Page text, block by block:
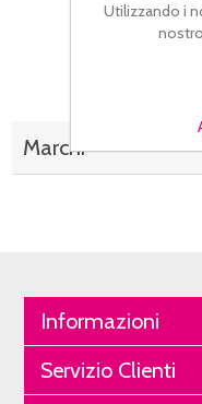
Marchi
Informazioni
Servizio Clienti
Utilizzando i